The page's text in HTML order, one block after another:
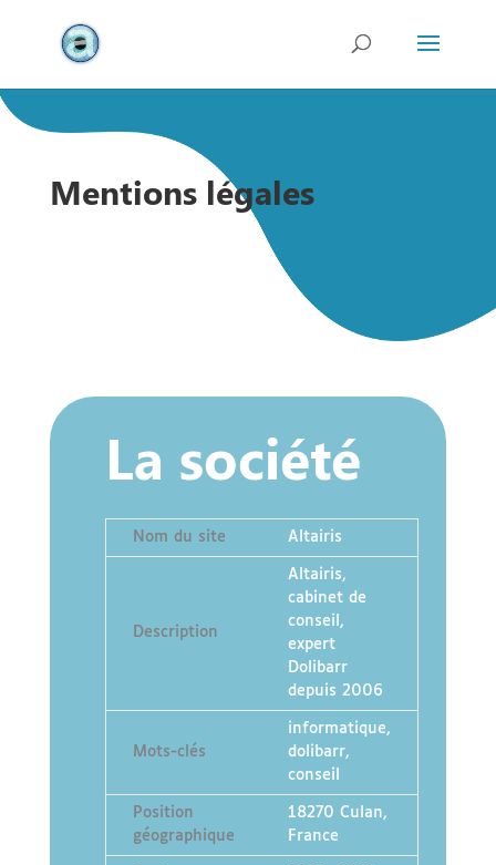
Mentions légales
La société
Nom du site Altairis
Description
Altairis,
cabinet de
conseil,
expert
Dolibarr
depuis 2006
Mots-clés
informatique,
dolibarr,
conseil
Position
géographique
18270 Culan,
France